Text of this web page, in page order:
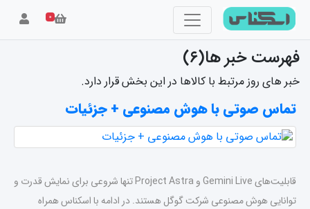
۰
فهرست خبر ها(۶)
خبر های روز مرتبط با کالاها در این بخش قرار دارد.
تماس صوتی با هوش مصنوعی + جزئیات
قابلیت‌های Gemini Live و Project Astra تنها شروعی برای نمایش قدرت و
توانایی هوش مصنوعی شرکت گوگل هستند. در ادامه با اسکناس همراه